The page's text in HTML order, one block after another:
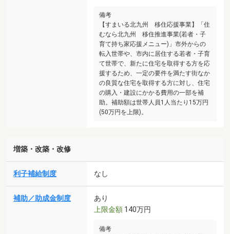
備考
【すまいる北九州 移住応援事業】「住
むなら北九州 移住推進事業(若者・子
育て持ち家応援メニュー)」市外からの
転入世帯や、市内に居住する若者・子育
て世帯で、新たに住宅を取得する方を応
援するため、一定の要件を満たす街なか
の良質な住宅を取得する方に対し、住宅
の購入・建設にかかる費用の一部を補
助。補助額は世帯人員1人当たり15万円
(50万円を上限)。
増築・改築・改修
利子補給制度 なし
補助／助成金制度
あり
上限金額 140万円
備考